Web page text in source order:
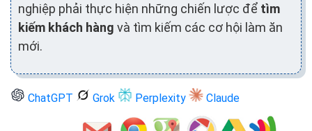
nghiệp phải thực hiện những chiến lược để tìm
kiếm khách hàng và tìm kiếm các cơ hội làm ăn
mới.
ChatGPT Grok Perplexity Claude